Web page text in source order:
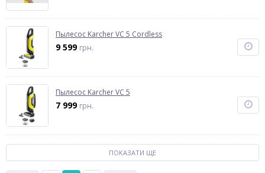
Пылесос Karcher VC 5 Cordless
9 599 грн.
Пылесос Karcher VC 5
7 999 грн.
ПОКАЗАТИ ЩЕ